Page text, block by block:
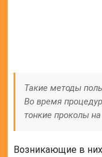
Такие методы
Во время
тонкие проколы на
Возникающие в